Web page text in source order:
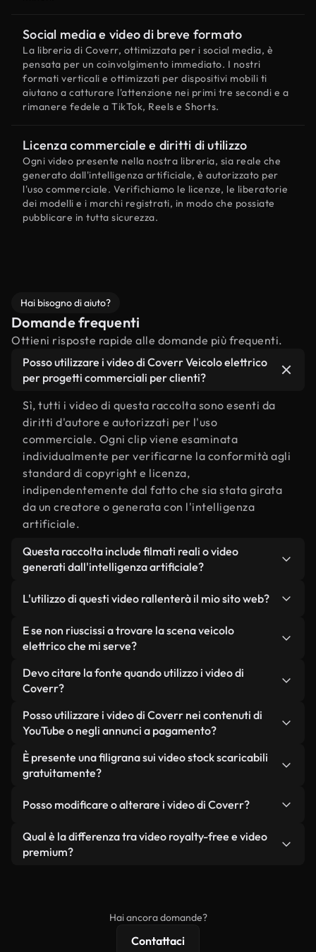
Social media e video di breve formato
La libreria di Coverr, ottimizzata per i social media, è
pensata per un coinvolgimento immediato. I nostri
formati verticali e ottimizzati per dispositivi mobili ti
aiutano a catturare l'attenzione nei primi tre secondi e a
rimanere fedele a TikTok, Reels e Shorts.
Licenza commerciale e diritti di utilizzo
Ogni video presente nella nostra libreria, sia reale che
generato dall'intelligenza artificiale, è autorizzato per
l'uso commerciale. Verifichiamo le licenze, le liberatorie
dei modelli e i marchi registrati, in modo che possiate
pubblicare in tutta sicurezza.
Hai bisogno di aiuto?
Domande frequenti
Ottieni risposte rapide alle domande più frequenti.
Posso utilizzare i video di Coverr Veicolo elettrico
per progetti commerciali per clienti?
Sì, tutti i video di questa raccolta sono esenti da
diritti d'autore e autorizzati per l'uso
commerciale. Ogni clip viene esaminata
individualmente per verificarne la conformità agli
standard di copyright e licenza,
indipendentemente dal fatto che sia stata girata
da un creatore o generata con l'intelligenza
artificiale.
Questa raccolta include filmati reali o video
generati dall'intelligenza artificiale?
da filmati reali, girati da persone, relativi a veicolo
elettrico, e da video generati dall'intelligenza
artificiale. Ogni video è chiaramente etichettato,
L'utilizzo di questi video rallenterà il mio sito web?
Non se scegli le nostre versioni ottimizzate.
Offriamo formati leggeri e pronti per il web,
mantengono alta la qualità, riducono al minimo i
tempi di caricamento e migliorano parametri
come LCP.
E se non riuscissi a trovare la scena veicolo
elettrico che mi serve?
Puoi crearne uno all'istante utilizzando Coverr AI
Studio. Ti basta descrivere la scena, ad esempio
genererà in pochi secondi un video personalizzato
in conformità con i nostri standard di licenza.
Devo citare la fonte quando utilizzo i video di
Coverr?
Non è richiesto alcun riconoscimento dell'autore.
Tutti i video presenti nella nostra libreria sono
senza citare il creatore, sebbene sia sempre
gradito.
Posso utilizzare i video di Coverr nei contenuti di
YouTube o negli annunci a pagamento?
Sì. Tutti i filmati di Coverr possono essere utilizzati
in video monetizzati su YouTube, promozioni sui
condizione che non si rivendano o ridistribuiscano
È presente una filigrana sui video stock scaricabili
gratuitamente?
reali o generati dall'intelligenza artificiale, include
filigrane. Avrai a disposizione filmati puliti e pronti
all'uso.
Posso modificare o alterare i video di Coverr?
Sì. Siete liberi di tagliare, ritagliare o remixare i
nostri video. Assicuratevi solo che il prodotto
Qual è la differenza tra video royalty-free e video
premium?
Hai ancora domande?
Contattaci